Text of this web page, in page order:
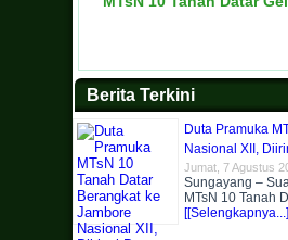
Berita Terkini
Duta Pramuka
Nasional XII,
Jumat, 7 Agustus
Sungayang –
MTsN 10 Tanah